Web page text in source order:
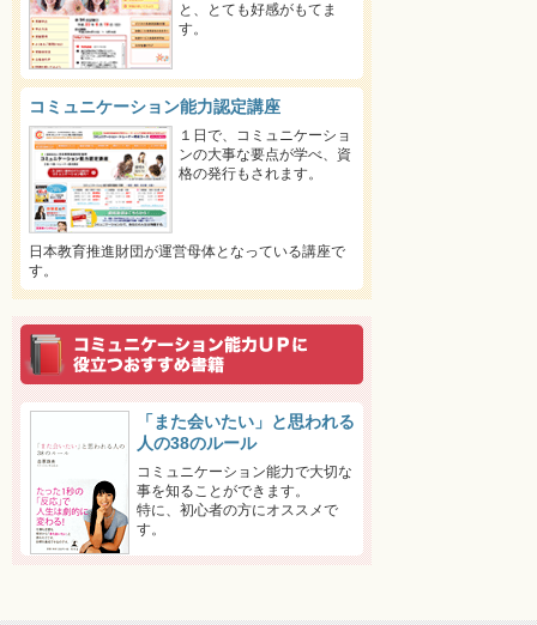
と、とても好感がもてま
す。
コミュニケーション能力認定講座
１日で、コミュニケーショ
ンの大事な要点が学べ、資
格の発行もされます。
日本教育推進財団が運営母体となっている講座で
す。
「また会いたい」と思われる
人の38のルール
コミュニケーション能力で大切な
事を知ることができます。
特に、初心者の方にオススメで
す。